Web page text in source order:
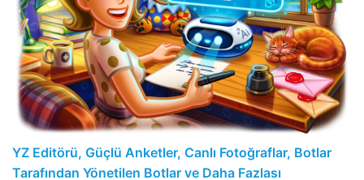
YZ Editörü, Güçlü Anketler, Canlı Fotoğraflar, Botlar
Tarafından Yönetilen Botlar ve Daha Fazlası